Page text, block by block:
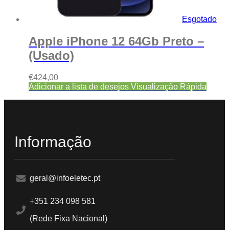
Esgotado
Apple iPhone 12 64Gb Preto –
(Usado)
€424,00
Adicionar a lista de desejos Visualização Rápida
Informação
geral@infoeletec.pt
+351 234 098 581
(Rede Fixa Nacional)